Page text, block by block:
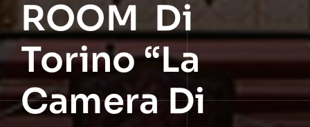
ROOM Di
Torino “La
Camera Di